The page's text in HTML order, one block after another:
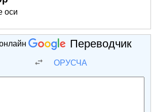
оси
Переводчик
ОРУСЧА